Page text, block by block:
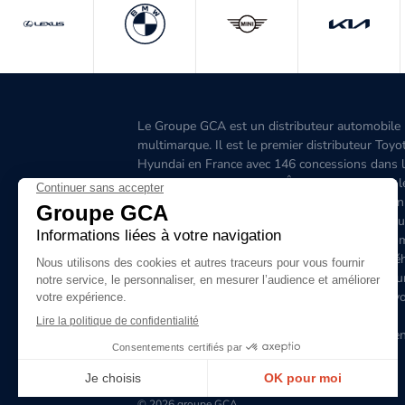
Le Groupe GCA est un distributeur automobile
multimarque. Il est le premier distributeur
Hyundai en France avec 146 concessions dans
Grand-Ouest, l’Aquitaine, l'Île-de-France, l'Est,
Ouest, le Sud-Est, la Corse et 6 concessions en
Belgique. C'est le premier distributeur de
hybrides en France. Le site
permet de trouver facilement votre prochain
d'occasion. Le réseau Groupe GCA c'est aussi
service après-vente de qualité, prenez rendez-
ligne.
Le Groupe GCA recrute, lancez-vous dans
envoyez dès à présent votre candidature
spontanée
en cliquant ici!